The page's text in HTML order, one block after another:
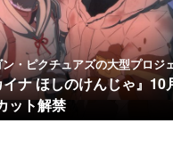
・ピクチュアズの大型プロジ
ナ ほしのけんじゃ』10
ット解禁